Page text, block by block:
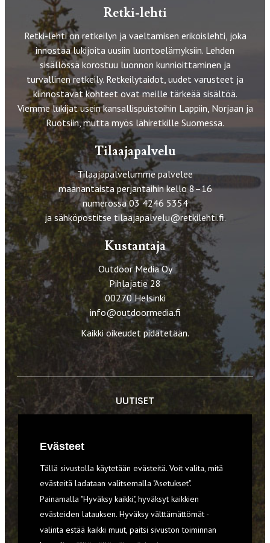
Retki-lehti
Retki-lehti on retkeilyn ja vaeltamisen erikoislehti, joka
innostaa lukijoita uusiin luontoelämyksiin. Lehden
sisällössä korostuu luonnon kunnioittaminen ja
turvallinen retkeily. Retkeilytaidot, uudet varusteet ja
kiinnostavat kohteet ovat meille tärkeää sisältöä.
Viemme lukijat usein kansallispuistoihin Lappiin, Norjaan ja
Ruotsiin, mutta myös lähiretkille Suomessa.
Tilaajapalvelu
Tilaajapalvelumme palvelee
maanantaista perjantaihin kello 8–16
numerossa 03 4246 5354
ja sähköpostitse tilaajapalvelu@retkilehti.fi.
Kustantaja
Outdoor Media Oy
Pihlajatie 28
00270 Helsinki
info@outdoormedia.fi
Kaikki oikeudet pidätetään.
UUTISET
VARUSTEET
TILAA RETKI-LEHTI
Evästeet
Tällä sivustolla käytetään evästeitä. Voit valita, mitä
evästeitä ladataan valitsemalla "Asetukset".
Painamalla "Hyväksy kaikki", hyväksyt kaikkien
evästeiden latauksen. Hyväksy välttämättömät -
valinta estää kaikki muut, paitsi sivuston toiminnan